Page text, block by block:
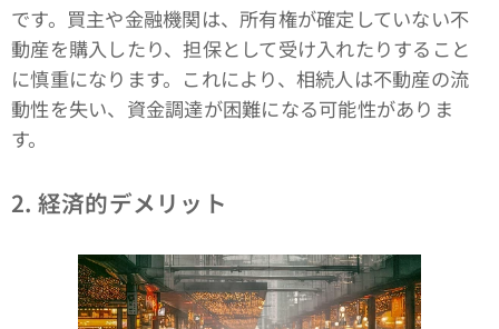
です。買主や金融機関は、所有権が確定していない不
動産を購入したり、担保として受け入れたりすること
に慎重になります。これにより、相続人は不動産の流
動性を失い、資金調達が困難になる可能性がありま
す。
2. 経済的デメリット